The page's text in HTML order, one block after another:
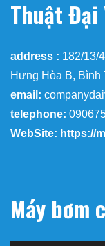
Thuật Đại
address : 182/13/
Hưng Hòa B, Bình
email:
telephone:
WebSite: https://
Máy bơm